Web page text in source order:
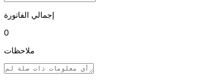
إجمالي الفاتورة
0
ملاحظات